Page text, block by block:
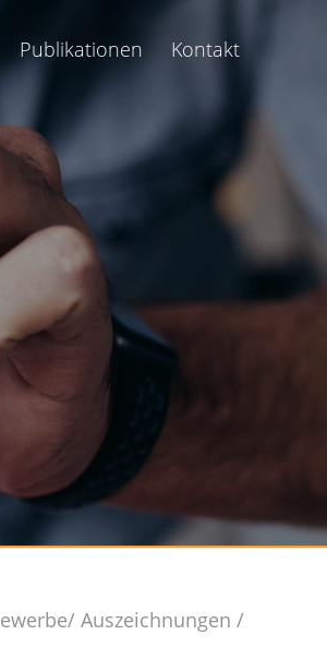
Publikationen Kontakt
Auszeichnungen /